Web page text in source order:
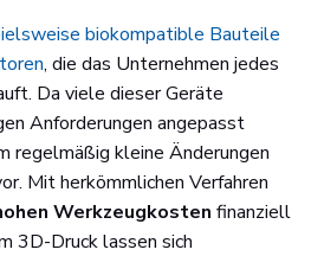
biokompatible Bauteile
, die das Unternehmen jedes
Da viele dieser Geräte
Anforderungen angepasst
regelmäßig kleine Änderungen
Mit herkömmlichen Verfahren
Werkzeugkosten finanziell
3D-Druck lassen sich